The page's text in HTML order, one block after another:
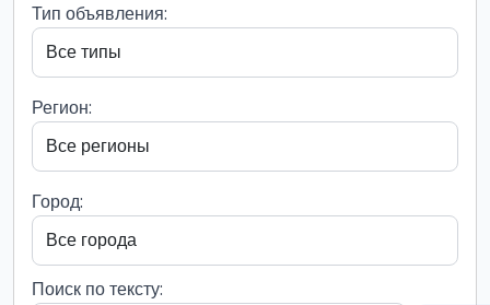
Тип объявления:
Регион:
Город:
Поиск по тексту: